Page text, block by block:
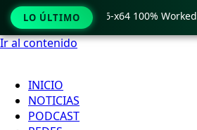
Ir al contenido
INICIO
NOTICIAS
PODCAST
LO ÚLTIMO
11 x86-x64 100% Worked Unlimited